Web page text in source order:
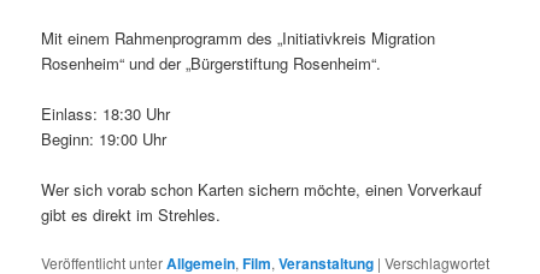
Mit einem Rahmenprogramm des „Initiativkreis Migration
Rosenheim“ und der „Bürgerstiftung Rosenheim“.
Einlass: 18:30 Uhr
Beginn: 19:00 Uhr
Wer sich vorab schon Karten sichern möchte, einen Vorverkauf
gibt es direkt im Strehles.
Veröffentlicht unterAllgemein,Film,Veranstaltung |Verschlagwortet